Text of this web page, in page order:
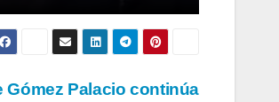
Gómez Palacio continúa